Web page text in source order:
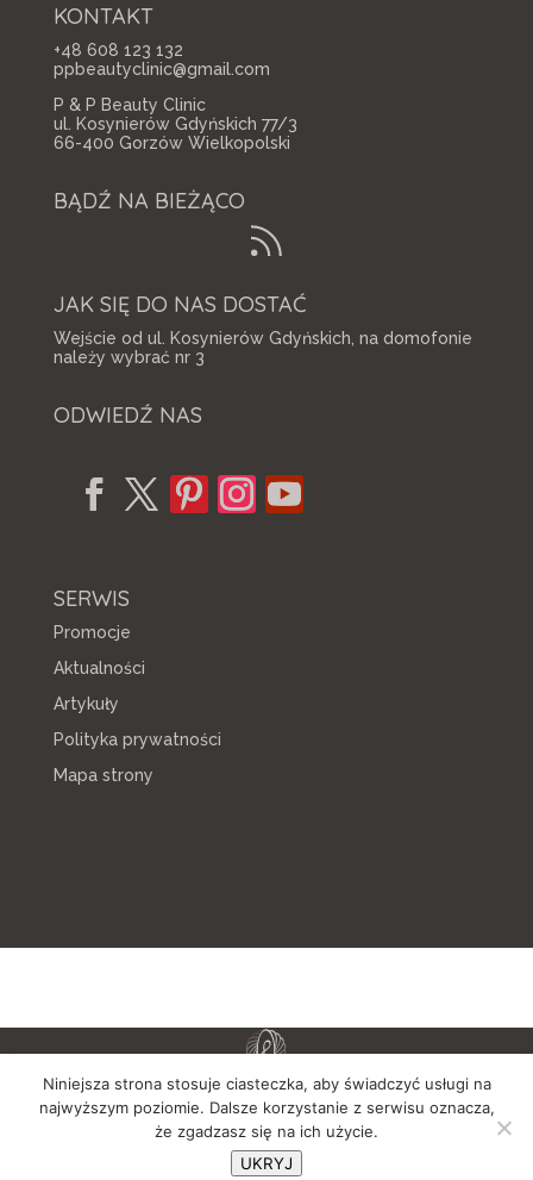
KONTAKT
+48 608 123 132
ppbeautyclinic@gmail.com
P & P Beauty Clinic
ul. Kosynierów Gdyńskich 77/3
66-400 Gorzów Wielkopolski
BĄDŹ NA BIEŻĄCO
JAK SIĘ DO NAS DOSTAĆ
Wejście od ul. Kosynierów Gdyńskich, na domofonie
należy wybrać nr 3
ODWIEDŹ NAS
SERWIS
Promocje
Aktualności
Artykuły
Polityka prywatności
Mapa strony
Niniejsza strona stosuje ciasteczka, aby świadczyć usługi na
najwyższym poziomie. Dalsze korzystanie z serwisu oznacza,
że zgadzasz się na ich użycie.
UKRYJ